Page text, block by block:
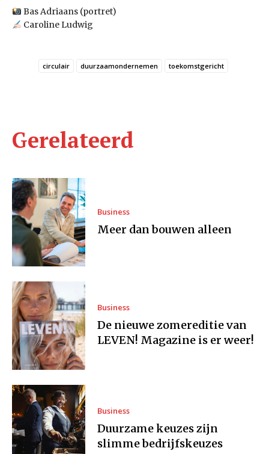
Bas Adriaans (portret)
Caroline Ludwig
circulair duurzaamondernemen toekomstgericht
Gerelateerd
Business
Meer dan bouwen alleen
Business
De nieuwe zomereditie van
LEVEN! Magazine is er weer!
Business
Duurzame keuzes zijn
slimme bedrijfskeuzes